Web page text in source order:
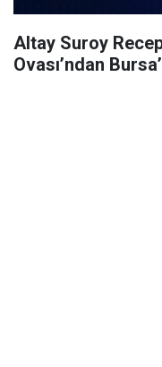
Altay Suroy
Ovası’ndan